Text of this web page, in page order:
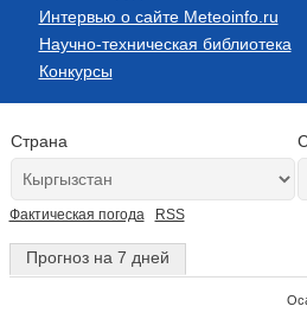
Интервью о сайте Meteoinfo.ru
Научно-техническая библиотека
Конкурсы
Страна
Фактическая погода RSS
Прогноз на 7 дней